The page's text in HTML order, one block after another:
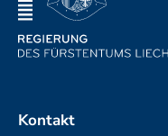
Kontakt